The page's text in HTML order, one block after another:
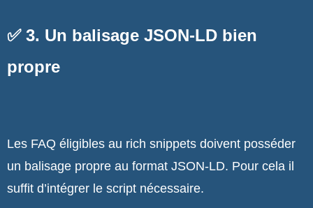
✅ 3. Un balisage JSON-LD bien
propre
Les FAQ éligibles au rich snippets doivent posséder
un balisage propre au format JSON-LD. Pour cela il
suffit d’intégrer le script nécessaire.